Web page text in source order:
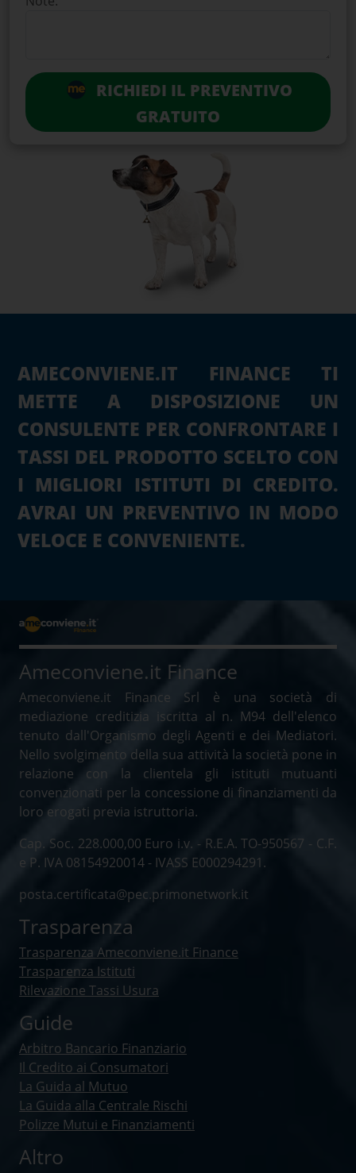
RICHIEDI IL PREVENTIVO
GRATUITO
AMECONVIENE.IT FINANCE TI
METTE A DISPOSIZIONE UN
CONSULENTE PER CONFRONTARE I
TASSI DEL PRODOTTO SCELTO CON
I MIGLIORI ISTITUTI DI CREDITO.
AVRAI UN PREVENTIVO IN MODO
VELOCE E CONVENIENTE.
Ameconviene.it Finance
Ameconviene.it Finance Srl è una società di
mediazione creditizia iscritta al n. M94 dell'elenco
tenuto dall'Organismo degli Agenti e dei Mediatori.
Nello svolgimento della sua attività la società pone in
relazione con la clientela gli istituti mutuanti
convenzionati per la concessione di finanziamenti da
loro erogati previa istruttoria.
Cap. Soc. 228.000,00 Euro i.v. - R.E.A. TO-950567 - C.F.
e P. IVA 08154920014 - IVASS E000294291.
posta.certificata@pec.primonetwork.it
Trasparenza
Trasparenza Ameconviene.it Finance
Trasparenza Istituti
Rilevazione Tassi Usura
Guide
Arbitro Bancario Finanziario
Il Credito ai Consumatori
La Guida al Mutuo
La Guida alla Centrale Rischi
Polizze Mutui e Finanziamenti
Altro